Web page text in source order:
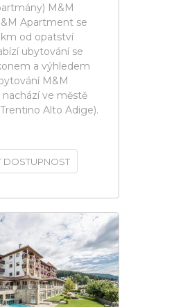
M&M
Apartment se
km od opatství
ubytování se
a výhledem
M&M
ve městě
Alto Adige).
DOSTUPNOST